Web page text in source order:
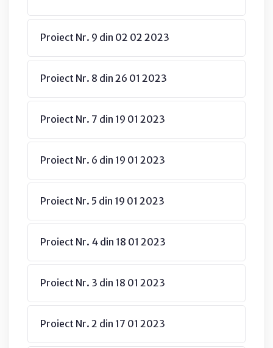
Proiect Nr. 9 din 02 02 2023
Proiect Nr. 8 din 26 01 2023
Proiect Nr. 7 din 19 01 2023
Proiect Nr. 6 din 19 01 2023
Proiect Nr. 5 din 19 01 2023
Proiect Nr. 4 din 18 01 2023
Proiect Nr. 3 din 18 01 2023
Proiect Nr. 2 din 17 01 2023